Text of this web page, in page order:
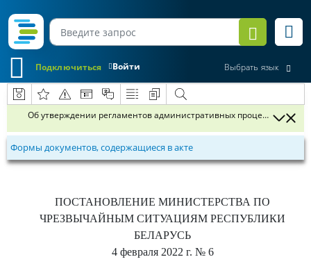
Войти
Подключиться Выбрать язык
Об утверждении регламентов административных процедур
Формы документов, содержащиеся в акте
ПОСТАНОВЛЕНИЕ МИНИСТЕРСТВА ПО
ЧРЕЗВЫЧАЙНЫМ СИТУАЦИЯМ РЕСПУБЛИКИ
БЕЛАРУСЬ
4 февраля 2022 г. № 6